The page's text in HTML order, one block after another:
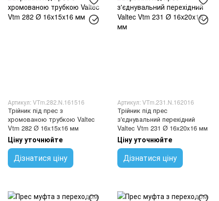
Артикул: VTm.282.N.161516
Трійник під прес з
хромованою трубкою Valtec
Vtm 282 Ø 16x15x16 мм
Ціну уточнюйте
Дізнатися ціну
Артикул: VTm.231.N.162016
Трійник під прес
з'єднувальний перехідний
Valtec Vtm 231 Ø 16x20x16 мм
Ціну уточнюйте
Дізнатися ціну